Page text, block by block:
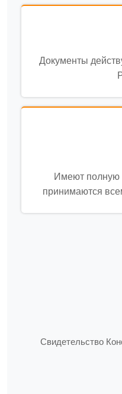
Документы
Имеют полную
принимаются
Свидетельство